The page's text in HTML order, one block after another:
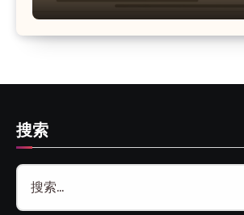
搜索
搜
索：